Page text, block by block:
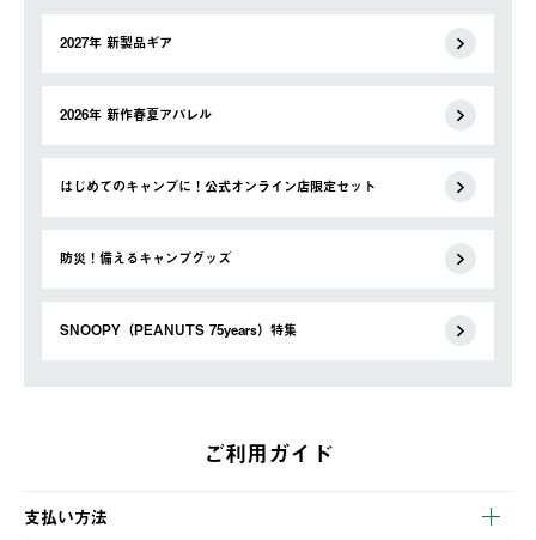
2027年 新製品ギア
2026年 新作春夏アパレル
はじめてのキャンプに！公式オンライン店限定セット
防災！備えるキャンプグッズ
SNOOPY（PEANUTS 75years）特集
ご利用ガイド
支払い方法